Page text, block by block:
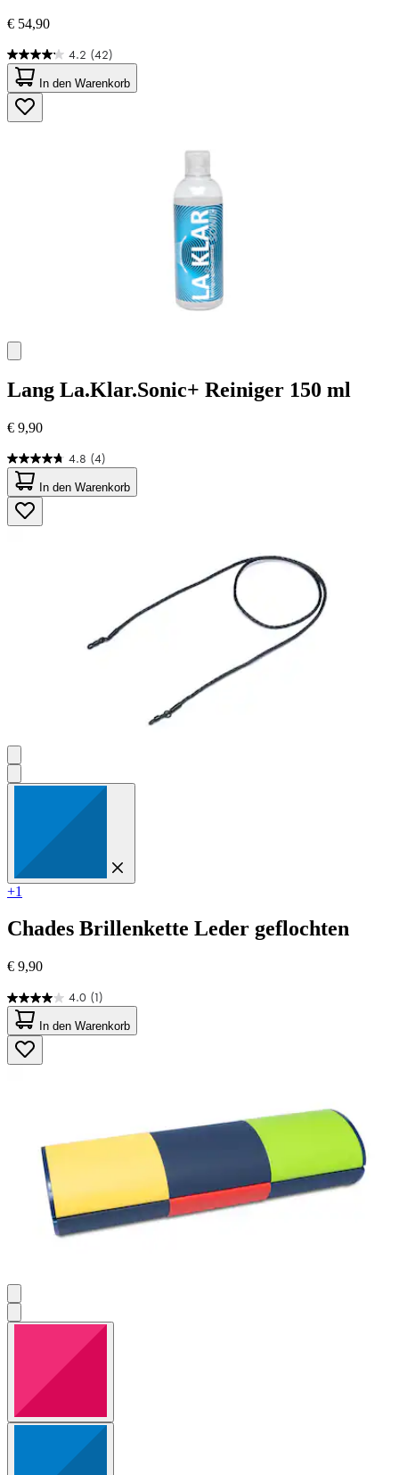
€ 54,90
4.2 (42)
4.2
von
5
Sternen.
42
In den Warenkorb
Lang La.Klar.Sonic+ Reiniger 150 ml
€ 9,90
4.8 (4)
4.8
von
5
Sternen.
4
In den Warenkorb
+1
Chades Brillenkette Leder geflochten
€ 9,90
4.0 (1)
4.0
von
5
Sternen.
1
In den Warenkorb